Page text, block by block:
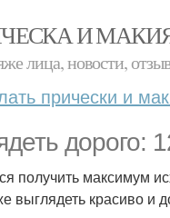
И
лица, новости,
прически и
дорого:
получить максимум
выглядеть красиво и